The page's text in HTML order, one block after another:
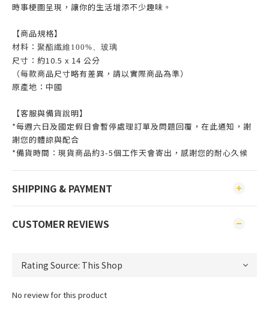
時事梗圖呈現，讓你的生活增添不少趣味。
【商品規格】
材料： 聚酯纖維100%、玻璃
尺寸：約10.5 x 14 公分
（每款商品尺寸略有差異，請以實際商品為準）
原產地：中國
【客服與備貨說明】
*每週六日及國定假日會暫停處理訂單及問題回覆，在此通知，謝
謝您的體諒與配合
*備貨時間：現貨商品約3-5個工作天會寄出，感謝您的耐心久候
SHIPPING & PAYMENT
CUSTOMER REVIEWS
No review for this product